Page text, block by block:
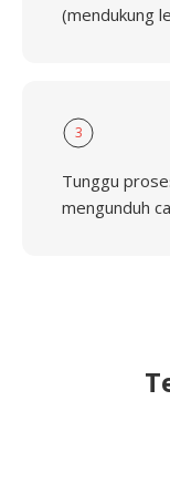
(mendukung
3
Tunggu
mengunduh